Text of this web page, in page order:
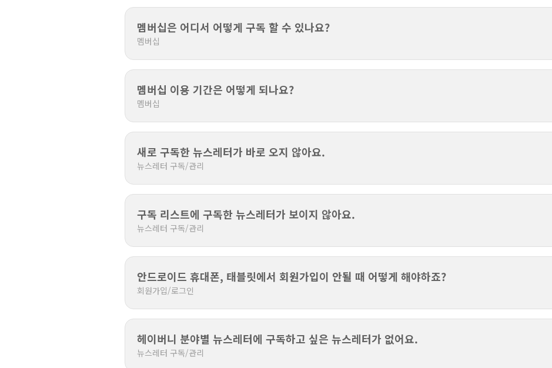
멤버십은 어디서 어떻게 구독 할 수 있나요?
멤버십
멤버십 이용 기간은 어떻게 되나요?
멤버십
새로 구독한 뉴스레터가 바로 오지 않아요.
뉴스레터 구독/관리
구독 리스트에 구독한 뉴스레터가 보이지 않아요.
뉴스레터 구독/관리
안드로이드 휴대폰, 태블릿에서 회원가입이 안될 때 어떻게 해야하죠?
회원가입/로그인
헤이버니 분야별 뉴스레터에 구독하고 싶은 뉴스레터가 없어요.
뉴스레터 구독/관리